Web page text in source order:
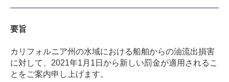
要旨
カリフォルニア州の水域における船舶からの油流出損害
に対して、 2021年1 月 1 日から新しい罰金が適用されるこ
とをご案内申し上げます。